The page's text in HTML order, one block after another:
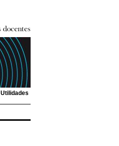
Utilidades